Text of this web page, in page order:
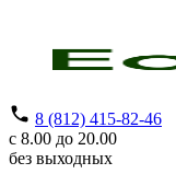
8 (812) 415-82-46
с 8.00 до 20.00
без выходных